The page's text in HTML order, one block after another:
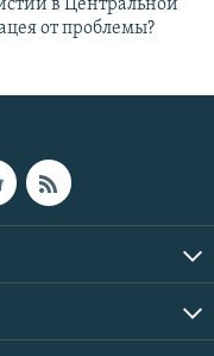
в Центральной
от проблемы?